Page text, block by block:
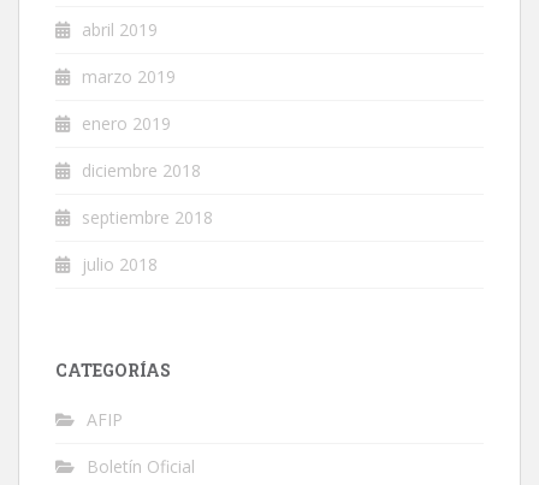
abril 2019
marzo 2019
enero 2019
diciembre 2018
septiembre 2018
julio 2018
CATEGORÍAS
AFIP
Boletín Oficial